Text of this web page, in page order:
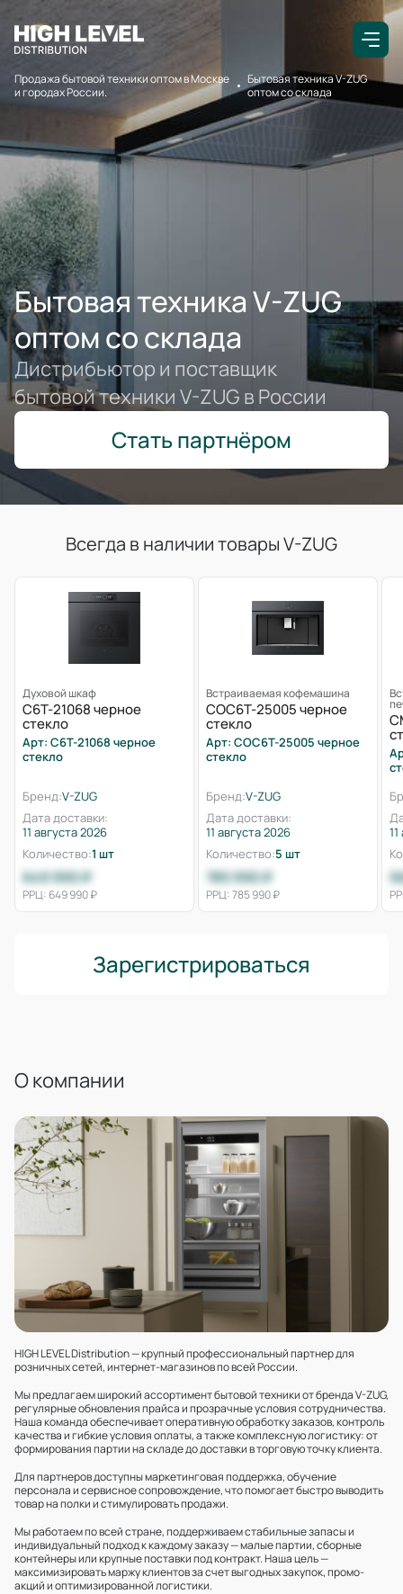
Продажа бытовой техники оптом в Москве
и городах России.
Бытовая техника V-ZUG
оптом со склада
Бытовая техника V-ZUG
оптом со склада
Дистрибьютор и поставщик
бытовой техники V-ZUG в России
Стать партнёром
Всегда в наличии товары V-ZUG
Духовой шкаф
C6T-21068 черное
стекло
Арт: C6T-21068 черное
стекло
Бренд:V-ZUG
Дата доставки:
11 августа 2026
Количество:1 шт
649 990 ₽
РРЦ: 649 990 ₽
Встраиваемая кофемашина
COC6T-25005 черное
стекло
Арт: COC6T-25005 черное
стекло
Бренд:V-ZUG
Дата доставки:
11 августа 2026
Количество:5 шт
785 990 ₽
РРЦ: 785 990 ₽
Зарегистрироваться
О компании
HIGH LEVEL Distribution — крупный профессиональный партнер для
розничных сетей, интернет-магазинов по всей России.
Мы предлагаем широкий ассортимент бытовой техники от бренда V-ZUG,
регулярные обновления прайса и прозрачные условия сотрудничества.
Наша команда обеспечивает оперативную обработку заказов, контроль
качества и гибкие условия оплаты, а также комплексную логистику: от
формирования партии на складе до доставки в торговую точку клиента.
Для партнеров доступны маркетинговая поддержка, обучение
персонала и сервисное сопровождение, что помогает быстро выводить
товар на полки и стимулировать продажи.
Мы работаем по всей стране, поддерживаем стабильные запасы и
индивидуальный подход к каждому заказу — малые партии, сборные
контейнеры или крупные поставки под контракт. Наша цель —
максимизировать маржу клиентов за счет выгодных закупок, промо-
акций и оптимизированной логистики.